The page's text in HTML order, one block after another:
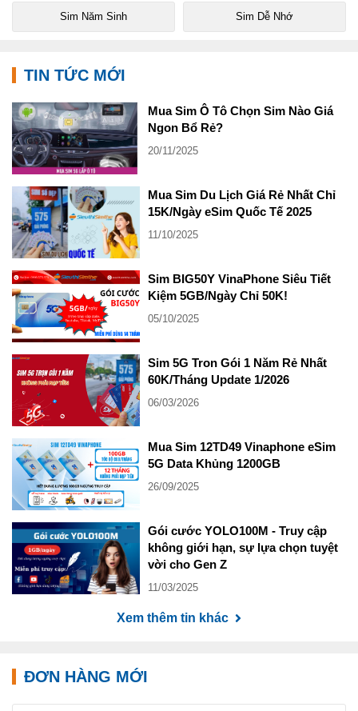
Sim Năm Sinh Sim Dễ Nhớ
TIN TỨC MỚI
Mua Sim Ô Tô Chọn Sim Nào Giá
Ngon Bổ Rẻ?
20/11/2025
Mua Sim Du Lịch Giá Rẻ Nhất Chỉ
15K/Ngày eSim Quốc Tế 2025
11/10/2025
Sim BIG50Y VinaPhone Siêu Tiết
Kiệm 5GB/Ngày Chỉ 50K!
05/10/2025
Sim 5G Tron Gói 1 Năm Rẻ Nhất
60K/Tháng Update 1/2026
06/03/2026
Mua Sim 12TD49 Vinaphone eSim
5G Data Khủng 1200GB
26/09/2025
Gói cước YOLO100M - Truy cập
không giới hạn, sự lựa chọn tuyệt
vời cho Gen Z
11/03/2025
Xem thêm tin khác
ĐƠN HÀNG MỚI